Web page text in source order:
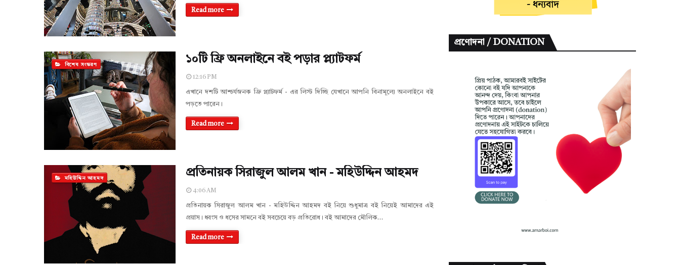
Read more
বিশেষ সংস্করণ ১০টি ফ্রি অনলাইনে বই পড়ার প্ল্যাটফর্ম
12:16 PM
এখানে দশটি আশ্চর্যজনক ফ্রি প্ল্যাটফর্ম - এর লিস্ট দিচ্ছি যেখানে আপনি বিনামূল্যে অনলাইনে বই
পড়তে পারেন।
Read more
মহিউদ্দিন আহমদ প্রতিনায়ক সিরাজুল আলম খান - মহিউদ্দিন আহমদ
4:06 AM
প্রতিনায়ক সিরাজুল আলম খান - মহিউদ্দিন আহমদ বই নিয়ে শুধুমাত্র বই নিয়েই আমাদের এই
প্রয়াস। ধ্বংস ও ধসের সামনে বই সবচেয়ে বড় প্রতিরোধ। বই আমাদের মৌলিক…
Read more
প্রণোদনা / DONATION